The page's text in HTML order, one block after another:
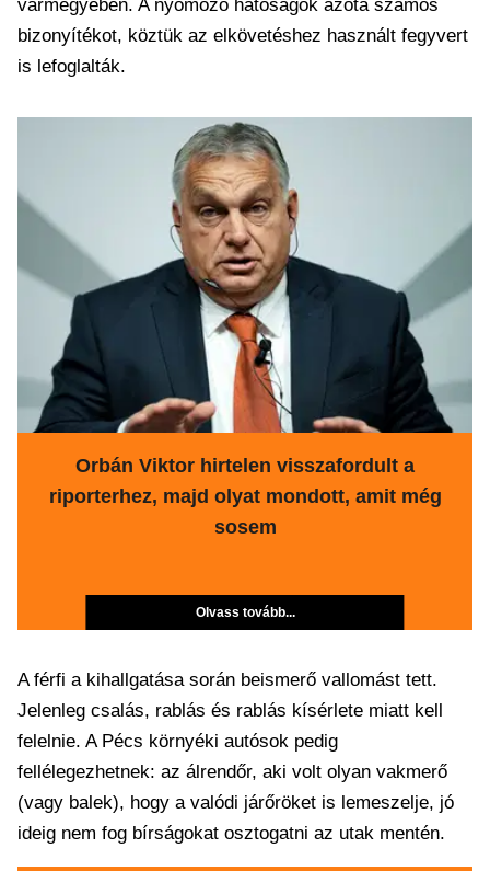
vármegyében. A nyomozó hatóságok azóta számos
bizonyítékot, köztük az elkövetéshez használt fegyvert
is lefoglalták.
Orbán Viktor hirtelen visszafordult a
riporterhez, majd olyat mondott, amit még
sosem
Olvass tovább...
A férfi a kihallgatása során beismerő vallomást tett.
Jelenleg csalás, rablás és rablás kísérlete miatt kell
felelnie. A Pécs környéki autósok pedig
fellélegezhetnek: az álrendőr, aki volt olyan vakmerő
(vagy balek), hogy a valódi járőröket is lemeszelje, jó
ideig nem fog bírságokat osztogatni az utak mentén.